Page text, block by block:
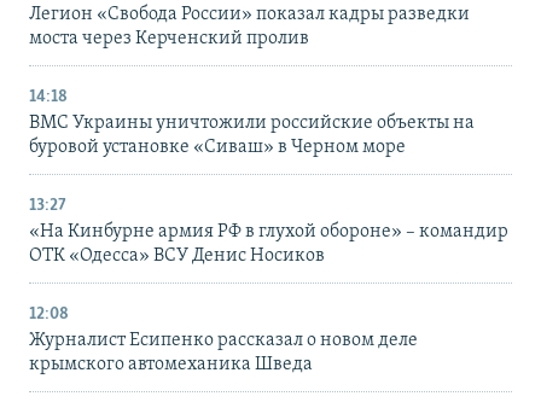
Легион «Свобода России» показал кадры разведки
моста через Керченский пролив
14:18
ВМС Украины уничтожили российские объекты на
буровой установке «Сиваш» в Черном море
13:27
«На Кинбурне армия РФ в глухой обороне» – командир
ОТК «Одесса» ВСУ Денис Носиков
12:08
Журналист Есипенко рассказал о новом деле
крымского автомеханика Шведа